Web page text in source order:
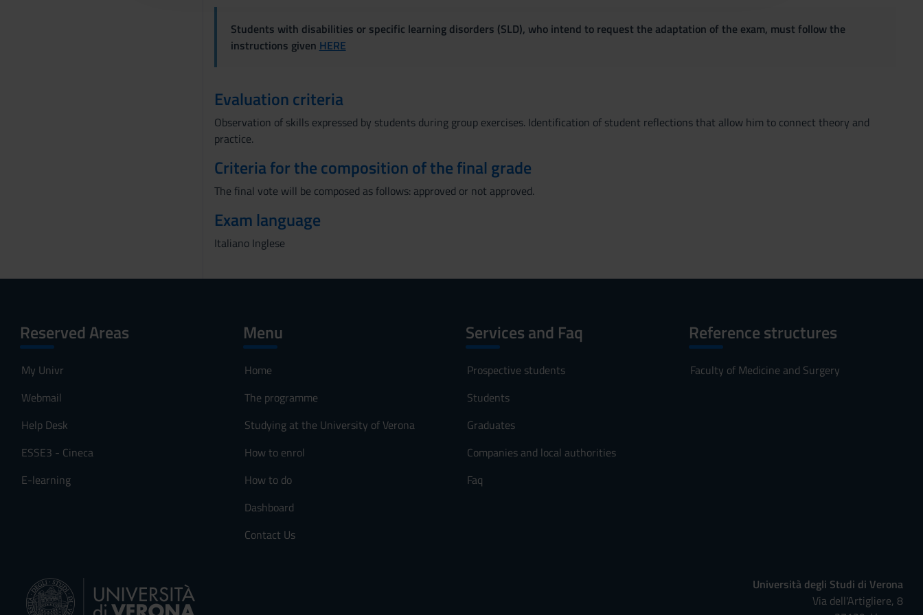
Students with disabilities or specific learning disorders (SLD), who intend to request the adaptation of the exam, must follow the
instructions given HERE
Evaluation criteria
Observation of skills expressed by students during group exercises. Identification of student reflections that allow him to connect theory and
practice.
Criteria for the composition of the final grade
The final vote will be composed as follows: approved or not approved.
Exam language
Italiano Inglese
Reserved Areas
My Univr
Webmail
Help Desk
ESSE3 - Cineca
E-learning
Menu
Home
The programme
Studying at the University of Verona
How to enrol
How to do
Dashboard
Contact Us
Services and Faq
Prospective students
Students
Graduates
Companies and local authorities
Faq
Reference structures
Faculty of Medicine and Surgery
Università degli Studi di Verona
Via dell'Artigliere, 8